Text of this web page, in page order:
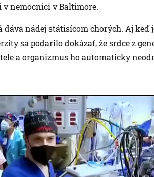
nemocnici v Baltimore.
nádej státisícom chorých. Aj keď
sa podarilo dokázať, že srdce z
a organizmus ho automaticky